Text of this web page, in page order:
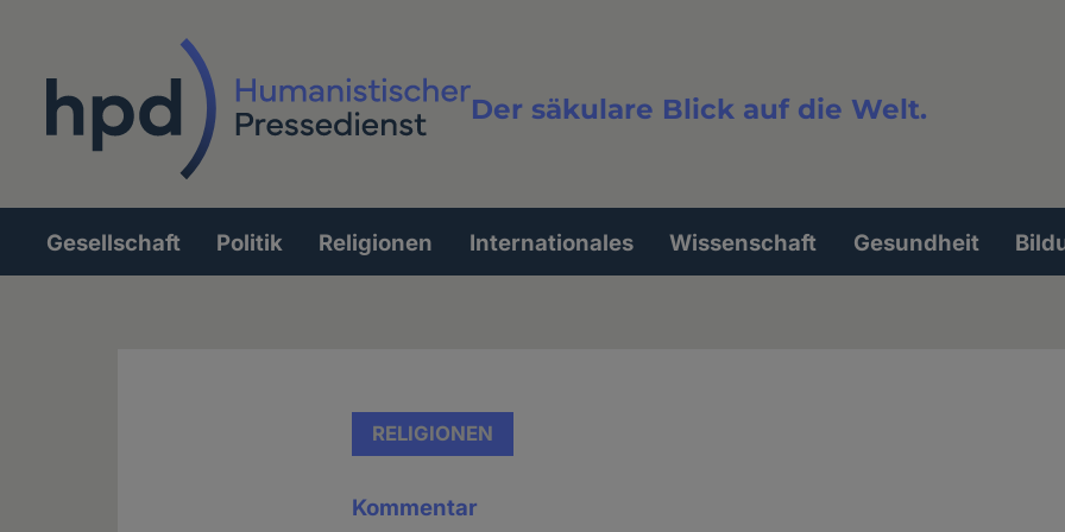
Der säkulare Blick auf die Welt.
Volltextsuche
Hauptnavigation
Gesellschaft Politik Religionen Internationales Wissenschaft Gesundheit
RELIGIONEN
Kommentar